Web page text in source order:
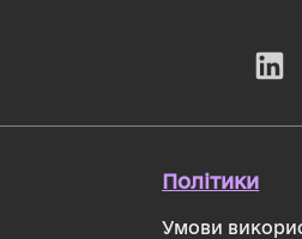
Політики
Умови